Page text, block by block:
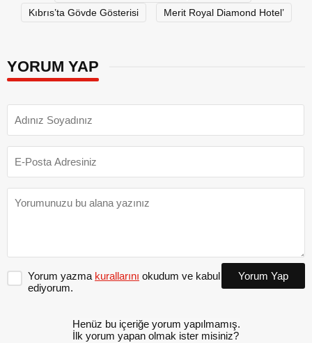
Kıbrıs’ta Gövde Gösterisi
Merit Royal Diamond Hotel’
YORUM YAP
Yorum yazma kurallarını okudum ve kabul
ediyorum.
Yorum Yap
Henüz bu içeriğe yorum yapılmamış.
İlk yorum yapan olmak ister misiniz?